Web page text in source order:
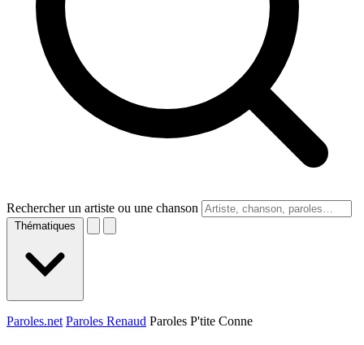
Rechercher un artiste ou une chanson
Thématiques
Paroles.net Paroles Renaud Paroles P'tite Conne